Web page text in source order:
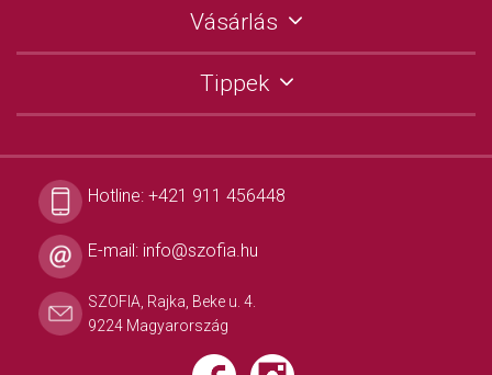
Vásárlás
Tippek
Hotline: +421 911 456448
E-mail: info@szofia.hu
SZOFIA, Rajka, Beke u. 4.
9224 Magyarország